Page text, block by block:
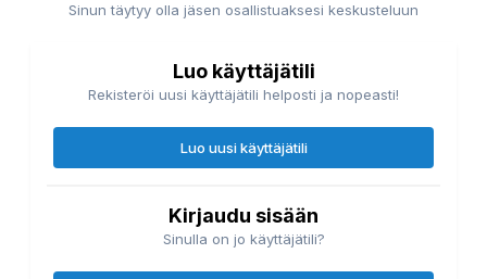
Sinun täytyy olla jäsen osallistuaksesi keskusteluun
Luo käyttäjätili
Rekisteröi uusi käyttäjätili helposti ja nopeasti!
Luo uusi käyttäjätili
Kirjaudu sisään
Sinulla on jo käyttäjätili?